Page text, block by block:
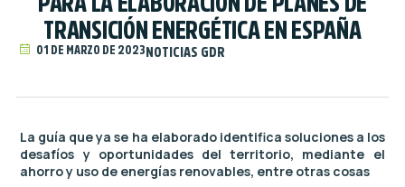
TRANSICIÓN ENERGÉTICA EN ESPAÑA
01 DE MARZO DE 2023NOTICIAS GDR
La guía que ya se ha elaborado identifica soluciones a los
desafíos y oportunidades del territorio, mediante el
ahorro y uso de energías renovables, entre otras cosas